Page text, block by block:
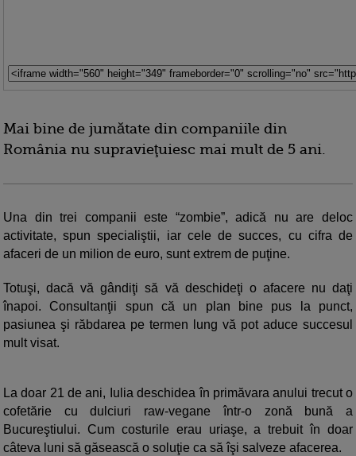
Mai bine de jumătate din companiile din
România nu supravieţuiesc mai mult de 5 ani.
Una din trei companii este “zombie”, adică nu are deloc
activitate, spun specialiştii, iar cele de succes, cu cifra de
afaceri de un milion de euro, sunt extrem de puţine.
Totuşi, dacă vă gândiţi să vă deschideţi o afacere nu daţi
înapoi. Consultanţii spun că un plan bine pus la punct,
pasiunea şi răbdarea pe termen lung vă pot aduce succesul
mult visat.
La doar 21 de ani, Iulia deschidea în primăvara anului trecut o
cofetărie cu dulciuri raw-vegane într-o zonă bună a
Bucureştiului. Cum costurile erau uriaşe, a trebuit în doar
câteva luni să găsească o soluţie ca să îşi salveze afacerea.